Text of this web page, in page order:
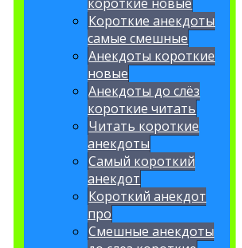
Короткие анекдоты
самые смешные
Анекдоты короткие
новые
Анекдоты до слёз
короткие читать
Читать короткие
анекдоты
Самый короткий
анекдот
Короткий анекдот
про
Смешные анекдоты